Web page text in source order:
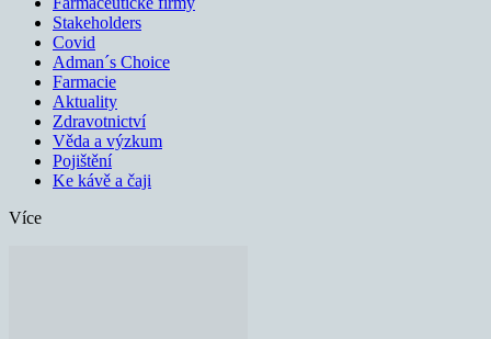
Stakeholders
Covid
Adman´s Choice
Farmacie
Aktuality
Zdravotnictví
Věda a výzkum
Pojištění
Ke kávě a čaji
Více